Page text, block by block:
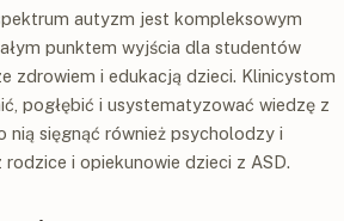
autyzm jest kompleksowym
punktem wyjścia dla studentów
zdrowiem i edukacją dzieci. Klinicystom
pogłębić i usystematyzować wiedzę z
nią sięgnąć również psycholodzy i
i opiekunowie dzieci z ASD.